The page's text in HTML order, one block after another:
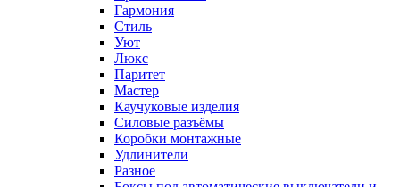
Гармония
Стиль
Уют
Люкс
Паритет
Мастер
Каучуковые изделия
Силовые разъёмы
Коробки монтажные
Удлинители
Разное